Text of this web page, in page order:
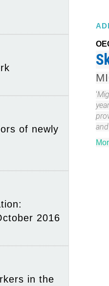
of newly
2016
in the
'